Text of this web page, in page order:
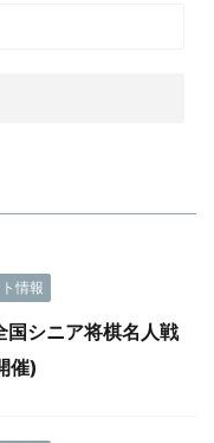
情報
国シニア将棋名人戦
催)